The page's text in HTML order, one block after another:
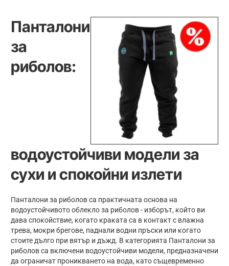
Панталони
за
риболов:
водоустойчиви модели за
сухи и спокойни излети
Панталони за риболов са практичната основа на
водоустойчивото облекло за риболов - изборът, който ви
дава спокойствие, когато краката са в контакт с влажна
трева, мокри брегове, паднали водни пръски или когато
стоите дълго при вятър и дъжд. В категорията Панталони за
риболов са включени водоустойчиви модели, предназначени
да ограничат проникването на вода, като същевременно